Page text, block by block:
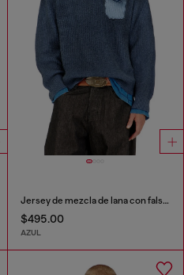
Jersey de mezcla de lana con falso bolsillo
$495.00
AZUL